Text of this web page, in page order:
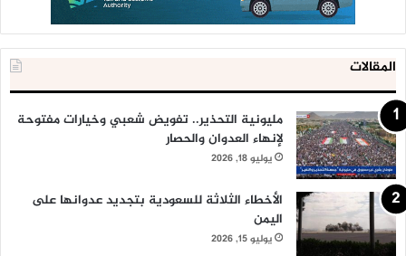
المقالات
مليونية التحذير.. تفويض شعبي وخيارات مفتوحة
لإنهاء العدوان والحصار
يوليو 18, 2026
الأخطاء الثلاثة للسعودية بتجديد عدوانها على
اليمن
يوليو 15, 2026